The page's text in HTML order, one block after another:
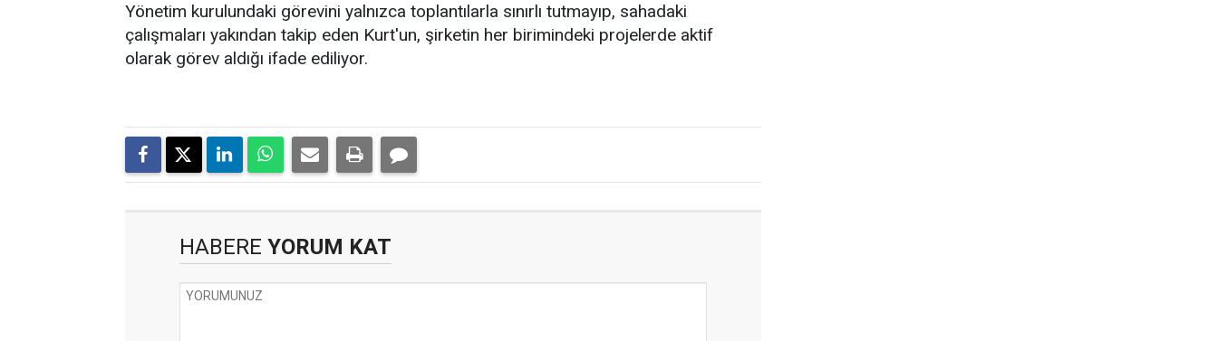
Yönetim kurulundaki görevini yalnızca toplantılarla sınırlı tutmayıp, sahadaki
çalışmaları yakından takip eden Kurt'un, şirketin her birimindeki projelerde aktif
olarak görev aldığı ifade ediliyor.
HABERE YORUM KAT